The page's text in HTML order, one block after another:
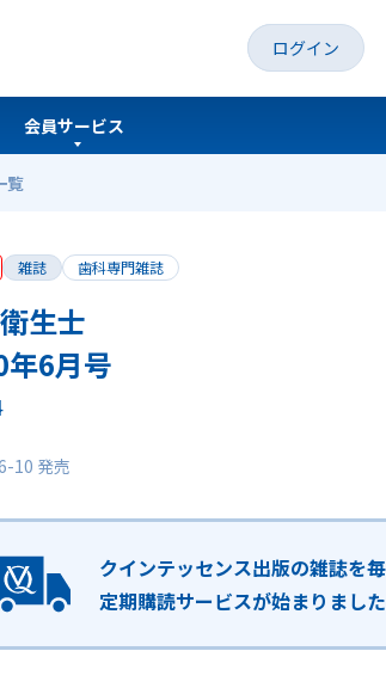
ログイン
覧
会員サービス
雑誌 歯科専門雑誌
生士
6月号
10 発売
クインテッセンス出版の雑誌を
定期購読サービスが始まりました